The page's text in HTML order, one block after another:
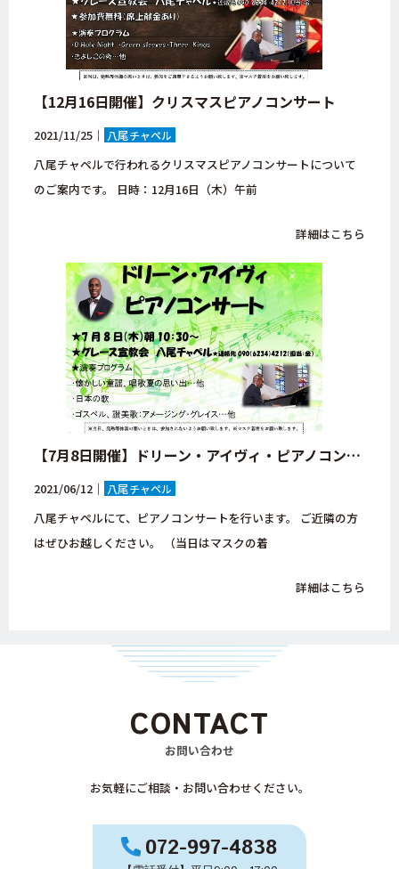
【12月16日開催】クリスマスピアノコンサート
2021/11/25｜ 八尾チャペル
八尾チャペルで行われるクリスマスピアノコンサートについて
のご案内です。 日時：12月16日（木）午前
詳細はこちら
【7月8日開催】ドリーン・アイヴィ・ピアノコンサート
2021/06/12｜ 八尾チャペル
八尾チャペルにて、ピアノコンサートを行います。 ご近隣の方
はぜひお越しください。 （当日はマスクの着
詳細はこちら
CONTACT
お問い合わせ
お気軽にご相談・お問い合わせください。
072-997-4838